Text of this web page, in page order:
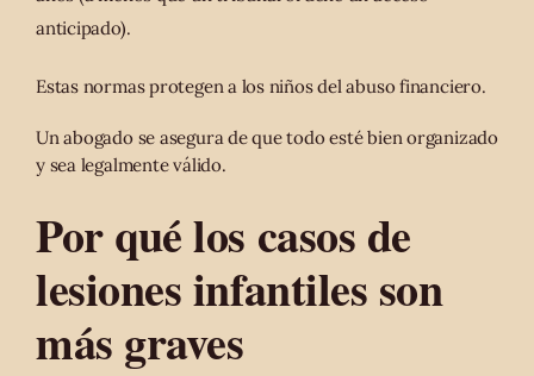
anticipado).
Estas normas protegen a los niños del abuso financiero.
Un abogado se asegura de que todo esté bien organizado
y sea legalmente válido.
Por qué los casos de
lesiones infantiles son
más graves